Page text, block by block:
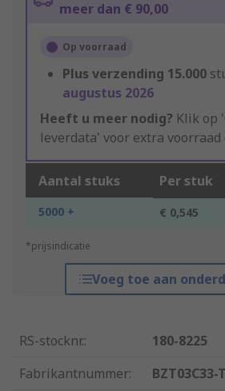
meer dan € 90,00
Op voorraad
Plus verzending 15.000
augustus 2026
Heeft u meer nodig? Klik op
leverdata' voor extra
Aantal stuks Per stuk
5000 + € 0,545
*prijsindicatie
Voeg toe aan
RS-stocknr.:
180-8225
Fabrikantnummer:
BZT03C33-